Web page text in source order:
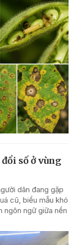
số ở vùng
dân đang gặp
cũ, biểu mẫu khó
ngôn ngữ giữa nền